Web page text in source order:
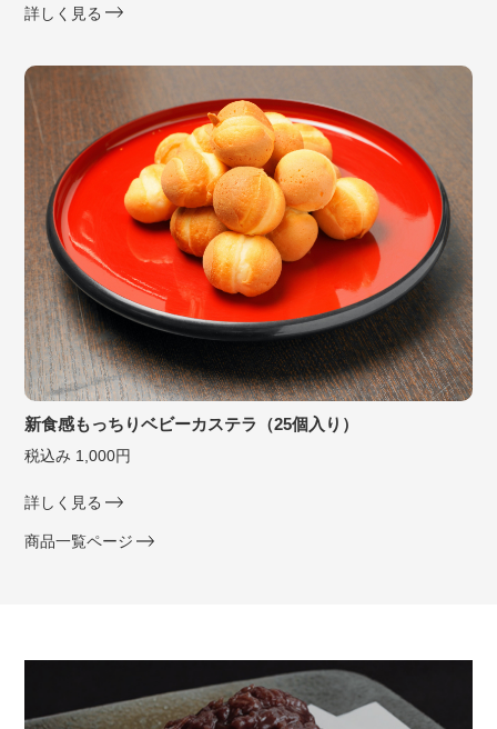
詳しく見る
新食感もっちりベビーカステラ（25個入り）
税込み 1,000円
詳しく見る
商品一覧ページ